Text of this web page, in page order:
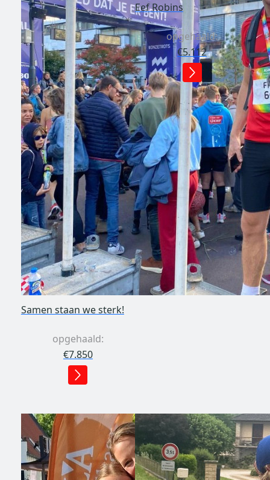
Samen staan we sterk!
opgehaald:
€7.850
Eef Robins
opgehaald:
€5.112